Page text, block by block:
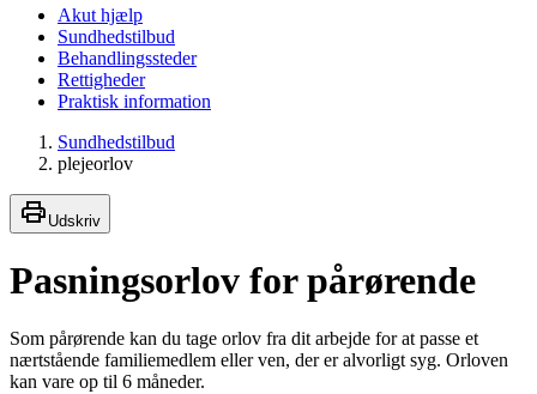
Akut hjælp
Sundhedstilbud
Behandlingssteder
Rettigheder
Praktisk information
Sundhedstilbud
plejeorlov
Udskriv
Pasningsorlov for pårørende
Som pårørende kan du tage orlov fra dit arbejde for at passe et
nærtstående familiemedlem eller ven, der er alvorligt syg. Orloven
kan vare op til 6 måneder.